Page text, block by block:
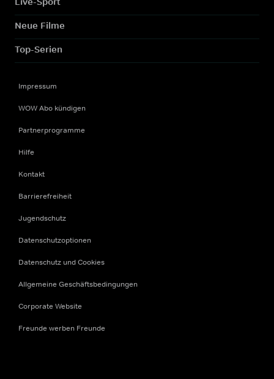
Neue Filme
Top-Serien
Impressum
WOW Abo kündigen
Partnerprogramme
Hilfe
Kontakt
Barrierefreiheit
Jugendschutz
Datenschutzoptionen
Datenschutz und Cookies
Allgemeine Geschäftsbedingungen
Corporate Website
Freunde werben Freunde